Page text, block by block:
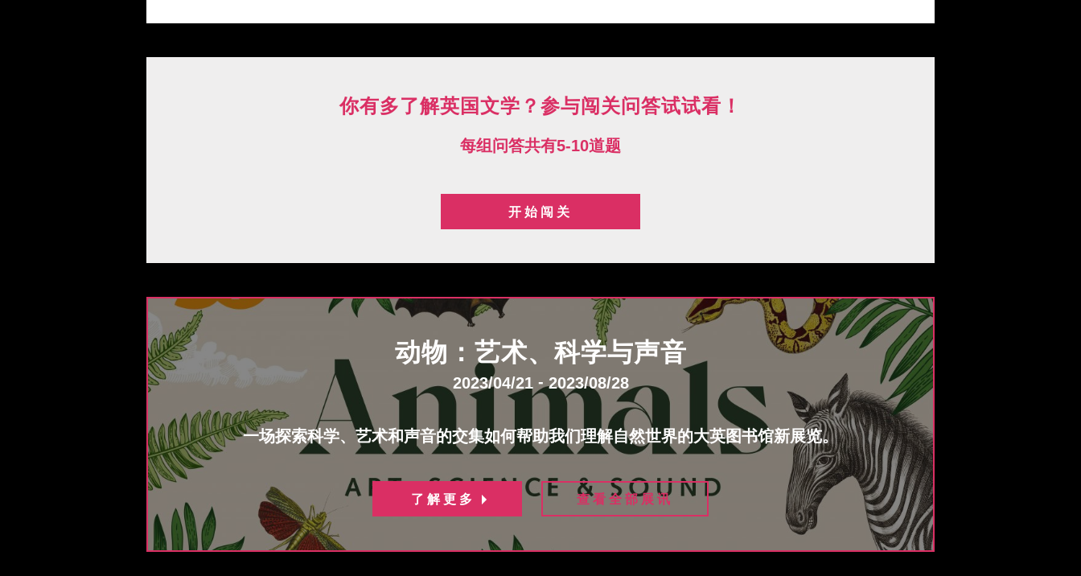
你有多了解英国文学？参与闯关问答试试看！
每组问答共有5-10道题
开始闯关
动物：艺术、科学与声音
2023/04/21 - 2023/08/28
一场探索科学、艺术和声音的交集如何帮助我们理解自然世界的大英图书馆新展览。
了解更多 查看全部展讯